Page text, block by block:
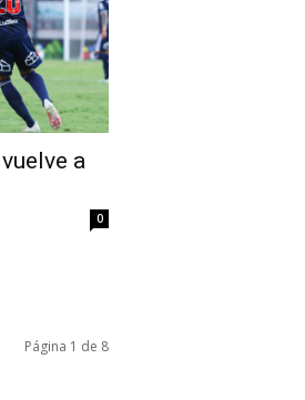
a
0
Página 1 de 8